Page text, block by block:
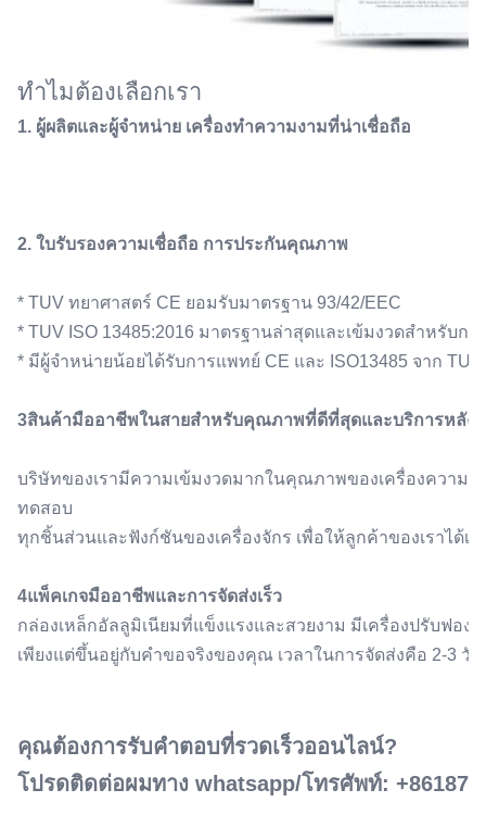
ทําไมต้องเลือกเรา
1. ผู้ผลิตและผู้จําหน่าย เครื่องทําความงามที่น่าเชื่อถือ
2. ใบรับรองความเชื่อถือ การประกันคุณภาพ
* TUV ทยาศาสตร์ CE ยอมรับมาตรฐาน 93/42/EEC
* TUV ISO 13485:2016 มาตรฐานล่าสุดและเข้มงวดสําหรับก
* มีผู้จําหน่ายน้อยได้รับการแพทย์ CE และ ISO13485 จาก
3สินค้ามืออาชีพในสายสําหรับคุณภาพที่ดีที่สุดและบริการหลัง
บริษัทของเรามีความเข้มงวดมากในคุณภาพของเครื่องความง
ทดสอบ
ทุกชิ้นส่วนและฟังก์ชันของเครื่องจักร เพื่อให้ลูกค้าของเราได้เ
4แพ็คเกจมืออาชีพและการจัดส่งเร็ว
กล่องเหล็กอัลลูมิเนียมที่แข็งแรงและสวยงาม มีเครื่องปรับฟอง
เพียงแต่ขึ้นอยู่กับคําขอจริงของคุณ เวลาในการจัดส่งคือ 2-3 วั
คุณต้องการรับคําตอบที่รวดเร็วออนไลน์?
โปรดติดต่อผมทาง whatsapp/โทรศัพท์: